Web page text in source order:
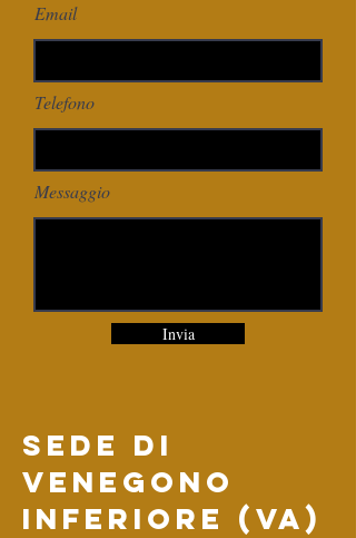
Email
Telefono
Messaggio
Invia
sede di
venegono
inferiore (VA)